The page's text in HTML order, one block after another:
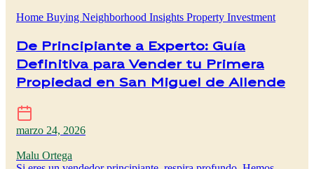
Home Buying Neighborhood Insights Property Investment
De Principiante a Experto: Guía
Definitiva para Vender tu Primera
Propiedad en San Miguel de Allende
marzo 24, 2026
Malu Ortega